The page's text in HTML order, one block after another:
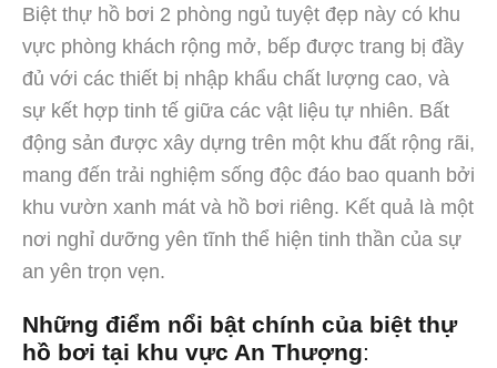
Biệt thự hồ bơi 2 phòng ngủ tuyệt đẹp này có khu
vực phòng khách rộng mở, bếp được trang bị đầy
đủ với các thiết bị nhập khẩu chất lượng cao, và
sự kết hợp tinh tế giữa các vật liệu tự nhiên. Bất
động sản được xây dựng trên một khu đất rộng rãi,
mang đến trải nghiệm sống độc đáo bao quanh bởi
khu vườn xanh mát và hồ bơi riêng. Kết quả là một
nơi nghỉ dưỡng yên tĩnh thể hiện tinh thần của sự
an yên trọn vẹn.
Những điểm nổi bật chính của biệt thự
hồ bơi tại khu vực An Thượng: